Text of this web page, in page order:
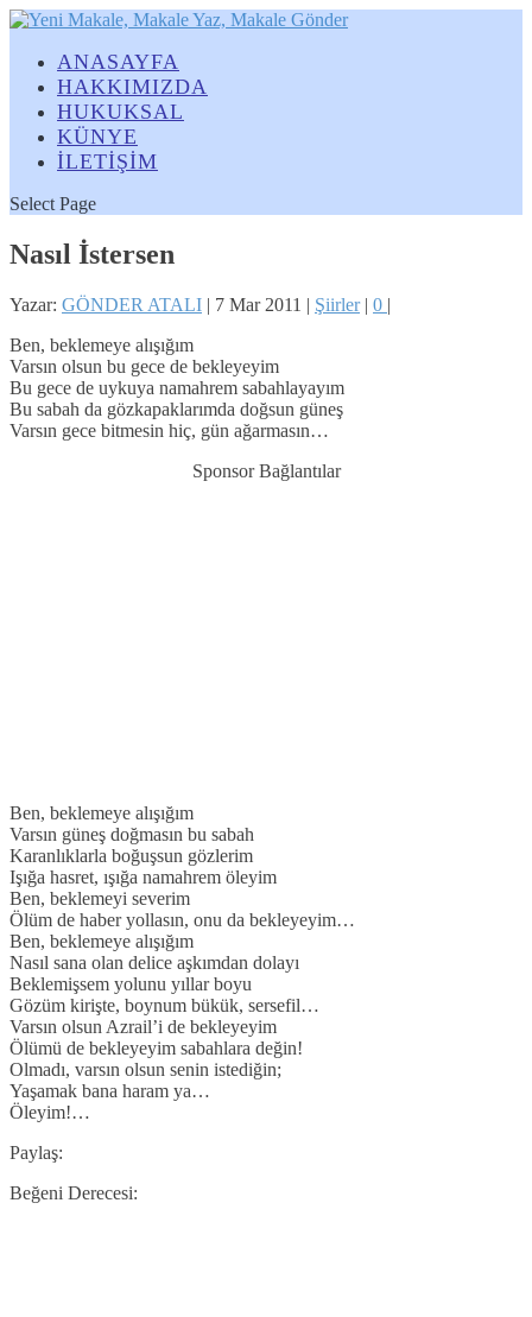
ANASAYFA
HAKKIMIZDA
HUKUKSAL
KÜNYE
İLETİŞİM
Select Page
Nasıl İstersen
Yazar: GÖNDER ATALI | 7 Mar 2011 | Şiirler| 0 |
Ben, beklemeye alışığım
Varsın olsun bu gece de bekleyeyim
Bu gece de uykuya namahrem sabahlayayım
Bu sabah da gözkapaklarımda doğsun güneş
Varsın gece bitmesin hiç, gün ağarmasın…
Sponsor Bağlantılar
Ben, beklemeye alışığım
Varsın güneş doğmasın bu sabah
Karanlıklarla boğuşsun gözlerim
Işığa hasret, ışığa namahrem öleyim
Ben, beklemeyi severim
Ölüm de haber yollasın, onu da bekleyeyim…
Ben, beklemeye alışığım
Nasıl sana olan delice aşkımdan dolayı
Beklemişsem yolunu yıllar boyu
Gözüm kirişte, boynum bükük, sersefil…
Varsın olsun Azrail’i de bekleyeyim
Ölümü de bekleyeyim sabahlara değin!
Olmadı, varsın olsun senin istediğin;
Yaşamak bana haram ya…
Öleyim!…
Paylaş:
Beğeni Derecesi: